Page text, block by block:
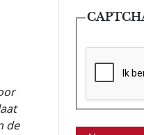
de
Deze